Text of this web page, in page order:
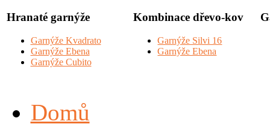
Hranaté garnýže
Garnýže Kvadrato
Garnýže Ebena
Garnýže Cubito
Kombinace dřevo-kov
Garnýže Silvi 16
Garnýže Ebena
Domů